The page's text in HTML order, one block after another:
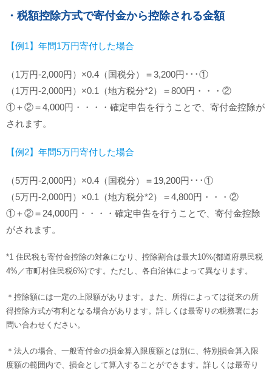
・税額控除方式で寄付金から控除される金額
【例1】年間1万円寄付した場合
（1万円-2,000円）×0.4（国税分）＝3,200円･･･①
（1万円-2,000円）×0.1（地方税分*2）＝800円・・・②
①＋②＝4,000円・・・・確定申告を行うことで、寄付金控除が
されます。
【例2】年間5万円寄付した場合
（5万円-2,000円）×0.4（国税分）＝19,200円･･･①
（5万円-2,000円）×0.1（地方税分*2）＝4,800円・・・②
①＋②＝24,000円・・・・確定申告を行うことで、寄付金控除
がされます。
*1 住民税も寄付金控除の対象になり、控除割合は最大10%(都道府県民税
4%／市町村住民税6%)です。ただし、各自治体によって異なります。
＊控除額には一定の上限額があります。また、所得によっては従来の所
得控除方式が有利となる場合があります。詳しくは最寄りの税務署にお
問い合わせください。
＊法人の場合、一般寄付金の損金算入限度額とは別に、特別損金算入限
度額の範囲内で、損金として算入することができます。詳しくは最寄り